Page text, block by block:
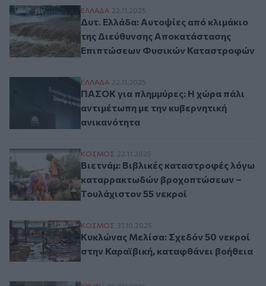
Δυτ. Ελλάδα: Αυτοψίες από κλιμάκιο
ΕΛΛAΔΑ 22.11.2025
Δυτ. Ελλάδα: Αυτοψίες από κλιμάκιο
της Διεύθυνσης Αποκατάστασης
Επιπτώσεων Φυσικών Καταστροφών
ΠΑΣΟΚ για πλημμύρες: Η χώρα πάλι
ΕΛΛAΔΑ 22.11.2025
ΠΑΣΟΚ για πλημμύρες: Η χώρα πάλι
αντιμέτωπη με την κυβερνητική
ανικανότητα
Βιετνάμ: Βιβλικές καταστροφές λόγω
ΚΟΣΜΟΣ 22.11.2025
Βιετνάμ: Βιβλικές καταστροφές λόγω
καταρρακτωδών βροχοπτώσεων –
Τουλάχιστον 55 νεκροί
Κυκλώνας Μελίσα: Σχεδόν 50 νεκροί
ΚΟΣΜΟΣ 31.10.2025
Κυκλώνας Μελίσα: Σχεδόν 50 νεκροί
στην Καραϊβική, καταφθάνει βοήθεια